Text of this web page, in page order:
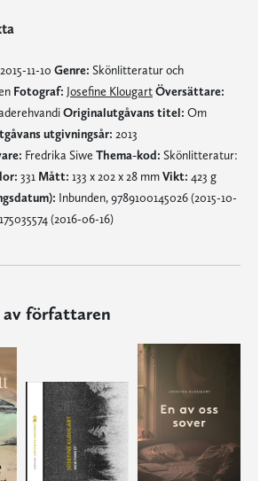
2015-11-10 Genre: Skönlitteratur och
Fotograf: Josefine KlougartÖversättare:
Originalutgåvans titel: Om
utgivningsår: 2013
Fredrika Siwe Thema-kod: Skönlitteratur:
331 Mått: 133 x 202 x 28 mmVikt: 423 g
Inbunden, 9789100145026 (2015-10-
(2016-06-16)
av författaren